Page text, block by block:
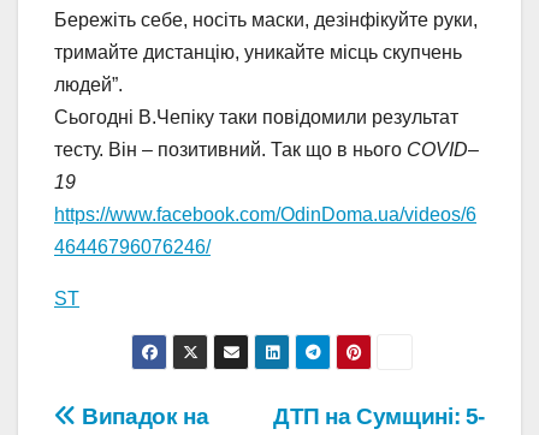
Бережіть себе, носіть маски, дезінфікуйте руки,
тримайте дистанцію, уникайте місць скупчень
людей”.
Сьогодні В.Чепіку таки повідомили результат
тесту. Він – позитивний. Так що в нього COVID–
19
https://www.facebook.com/OdinDoma.ua/videos/6
46446796076246/
ST
Навігація
ДТП на Сумщині: 5-
Випадок на